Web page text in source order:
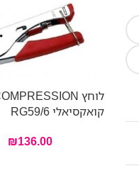
קואקסיאלי RG59/6
₪136.00